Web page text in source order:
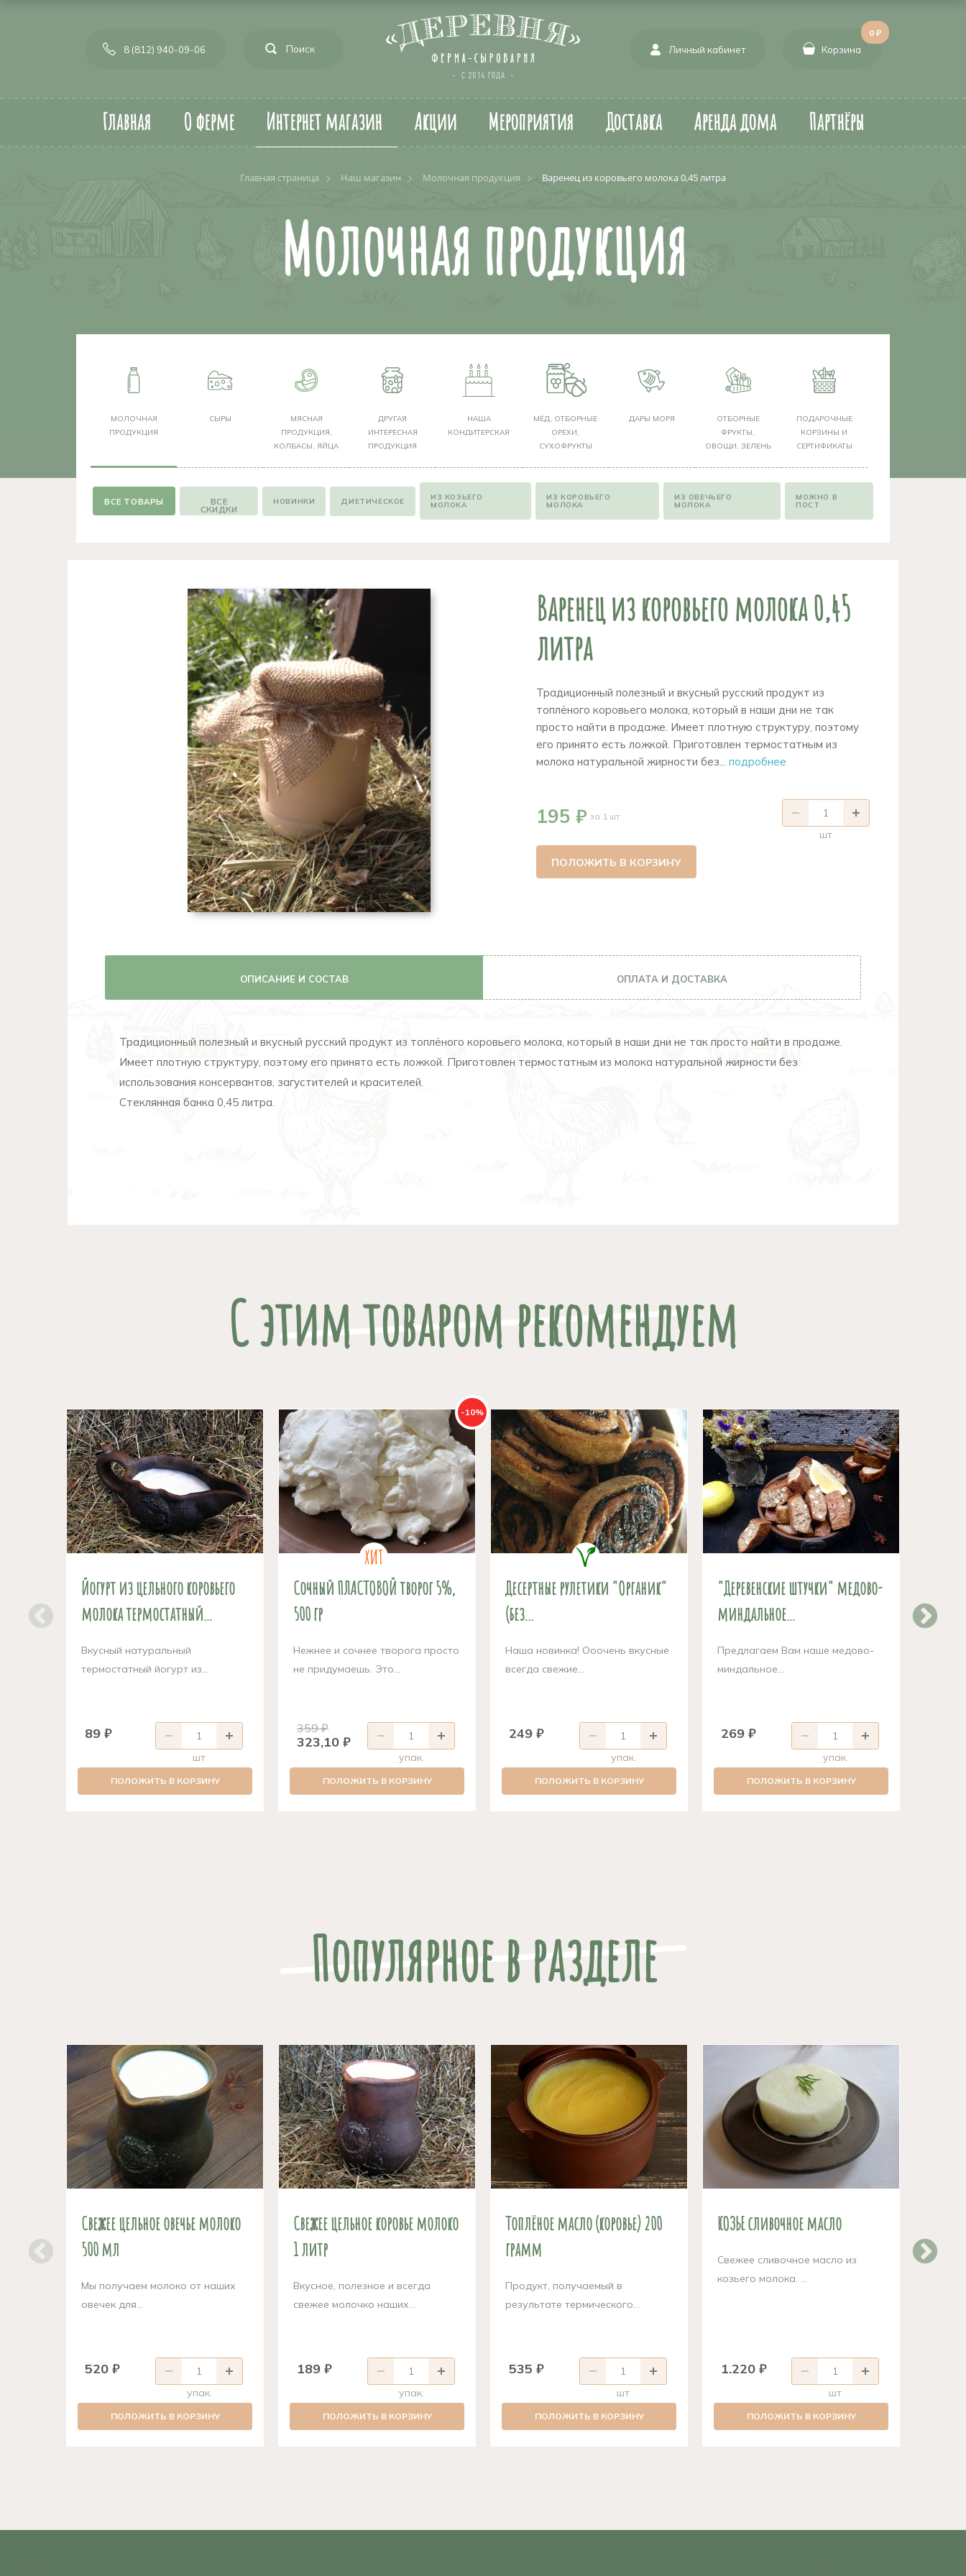
8 (812) 940-09-06 Личный кабинет
0 ₽
Корзина
Главная О ферме Интернет магазин Акции Мероприятия Доставка Аренда дома Партнёры
Главная страница Наш магазин Молочная продукция Варенец из коровьего молока 0,45 литра
Молочная продукция
МОЛОЧНАЯ
ПРОДУКЦИЯ
СЫРЫ
МЯСНАЯ
ПРОДУКЦИЯ,
КОЛБАСЫ, ЯЙЦА
ДРУГАЯ
ИНТЕРЕСНАЯ
ПРОДУКЦИЯ
НАША
КОНДИТЕРСКАЯ
МЁД, ОТБОРНЫЕ
ОРЕХИ,
СУХОФРУКТЫ
ДАРЫ МОРЯ
ОТБОРНЫЕ
ФРУКТЫ,
ОВОЩИ, ЗЕЛЕНЬ
ПОДАРОЧНЫЕ
КОРЗИНЫ И
СЕРТИФИКАТЫ
ВСЕ
СКИДКИ
НОВИНКИ ДИЕТИЧЕСКОЕ
ИЗ КОЗЬЕГО
МОЛОКА
ИЗ КОРОВЬЕГО
МОЛОКА
ИЗ ОВЕЧЬЕГО
МОЛОКА
МОЖНО В
ПОСТ
Варенец из коровьего молока 0,45
литра
Традиционный полезный и вкусный русский продукт из
топлёного коровьего молока, который в наши дни не так
просто найти в продаже. Имеет плотную структуру, поэтому
его принято есть ложкой. Приготовлен термостатным из
молока натуральной жирности без... подробнее
195 ₽ за 1 шт
шт
ПОЛОЖИТЬ В КОРЗИНУ
ОПИСАНИЕ И СОСТАВ ОПЛАТА И ДОСТАВКА
Традиционный полезный и вкусный русский продукт из топлёного коровьего молока, который в наши дни не так просто найти в продаже.
Имеет плотную структуру, поэтому его принято есть ложкой. Приготовлен термостатным из молока натуральной жирности без
использования консервантов, загустителей и красителей.
Стеклянная банка 0,45 литра.
С этим товаром рекомендуем
Йогурт из цельного коровьего
молока термостатный...
Вкусный натуральный
термостатный йогурт из...
89 ₽
шт
ПОЛОЖИТЬ В КОРЗИНУ
-10%
Сочный ПЛАСТОВОЙ творог 5%,
500 гр
Нежнее и сочнее творога просто
не придумаешь. Это...
359 ₽
323,10 ₽
упак.
ПОЛОЖИТЬ В КОРЗИНУ
Десертные рулетики "Органик"
(без...
Наша новинка! Ооочень вкусные
всегда свежие...
249 ₽
упак.
ПОЛОЖИТЬ В КОРЗИНУ
"Деревенские штучки" медово-
миндальное...
Предлагаем Вам наше медово-
миндальное...
269 ₽
упак.
ПОЛОЖИТЬ В КОРЗИНУ
Популярное в разделе
Свежее цельное овечье молоко
500 мл
Мы получаем молоко от наших
овечек для...
520 ₽
упак.
ПОЛОЖИТЬ В КОРЗИНУ
Свежее цельное коровье молоко
1 литр
Вкусное, полезное и всегда
свежее молочко наших...
189 ₽
упак.
ПОЛОЖИТЬ В КОРЗИНУ
Топлёное масло (коровье) 200
грамм
Продукт, получаемый в
результате термического...
535 ₽
шт
ПОЛОЖИТЬ В КОРЗИНУ
КОЗЬЕ сливочное масло
Свежее сливочное масло из
козьего молока. ...
1.220 ₽
шт
ПОЛОЖИТЬ В КОРЗИНУ
литр